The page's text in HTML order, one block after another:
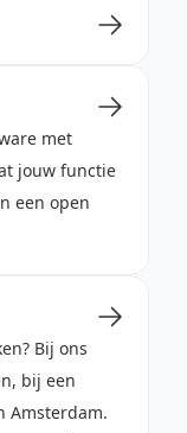
met
jouw functie
een open
Bij ons
bij een
Amsterdam.